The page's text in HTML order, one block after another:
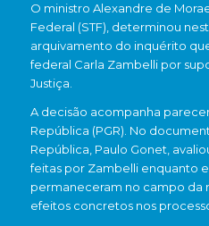
O ministro Alexandre de
Federal (STF), determinou
arquivamento do inquérito
federal Carla Zambelli por
Justiça.
A decisão acompanha
República (PGR). No
República, Paulo Gonet,
feitas por Zambelli enquanto
permaneceram no campo da
efeitos concretos nos